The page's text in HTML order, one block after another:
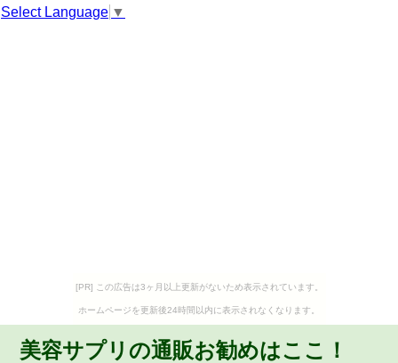
Select Language ▼
[PR] この広告は3ヶ月以上更新がないため表示されています。
ホームページを更新後24時間以内に表示されなくなります。
美容サプリの通販お勧めはここ！